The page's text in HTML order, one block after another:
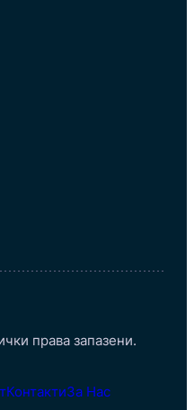
права запазени.
КонтактиЗа Нас